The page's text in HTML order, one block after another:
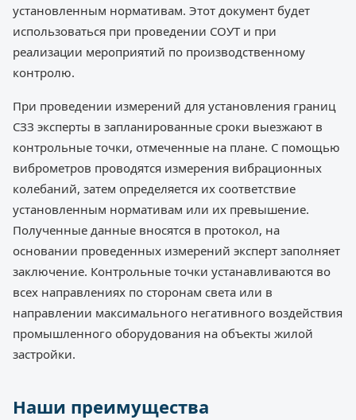
установленным нормативам. Этот документ будет
использоваться при проведении СОУТ и при
реализации мероприятий по производственному
контролю.
При проведении измерений для установления границ
СЗЗ эксперты в запланированные сроки выезжают в
контрольные точки, отмеченные на плане. С помощью
виброметров проводятся измерения вибрационных
колебаний, затем определяется их соответствие
установленным нормативам или их превышение.
Полученные данные вносятся в протокол, на
основании проведенных измерений эксперт заполняет
заключение. Контрольные точки устанавливаются во
всех направлениях по сторонам света или в
направлении максимального негативного воздействия
промышленного оборудования на объекты жилой
застройки.
Наши преимущества